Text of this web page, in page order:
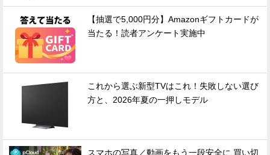
【抽選で5,000円分】Amazonギフトカードが
当たる！読者アンケート実施中
これから選ぶ新型TVはこれ！失敗しない選び
方と、2026年夏の一押しモデル
スマホの写真／動画をもう一段安全に 買い切